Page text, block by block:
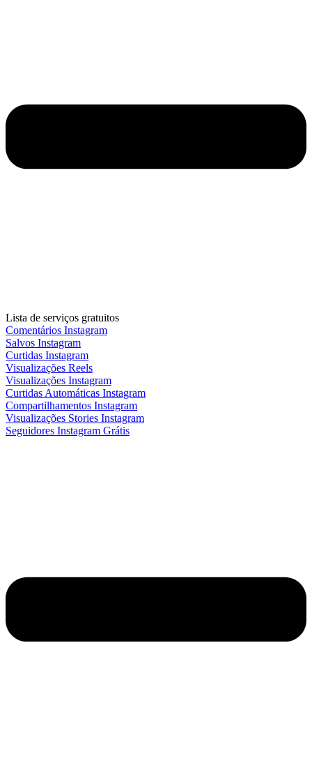
Lista de serviços gratuitos
Comentários Instagram
Salvos Instagram
Curtidas Instagram
Visualizações Reels
Visualizações Instagram
Curtidas Automáticas Instagram
Compartilhamentos Instagram
Visualizações Stories Instagram
Seguidores Instagram Grátis